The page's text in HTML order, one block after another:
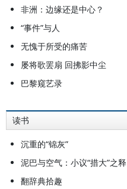
非洲：边缘还是中心？
“事件”与人
无愧于所受的痛苦
屡将歌罢扇 回拂影中尘
巴黎窥艺录
读书
沉重的“锦灰”
泥巴与空气：小议“措大”之释
翻辞典拾趣